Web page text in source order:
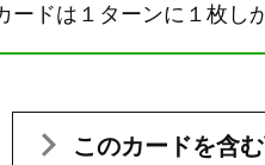
ードは１ターンに１枚し
このカードを含む